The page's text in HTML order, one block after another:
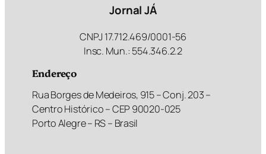
Jornal JÁ
CNPJ 17.712.469/0001-56
Insc. Mun.: 554.346.2.2
Endereço
Rua Borges de Medeiros, 915 – Conj. 203 –
Centro Histórico – CEP 90020-025
Porto Alegre – RS – Brasil